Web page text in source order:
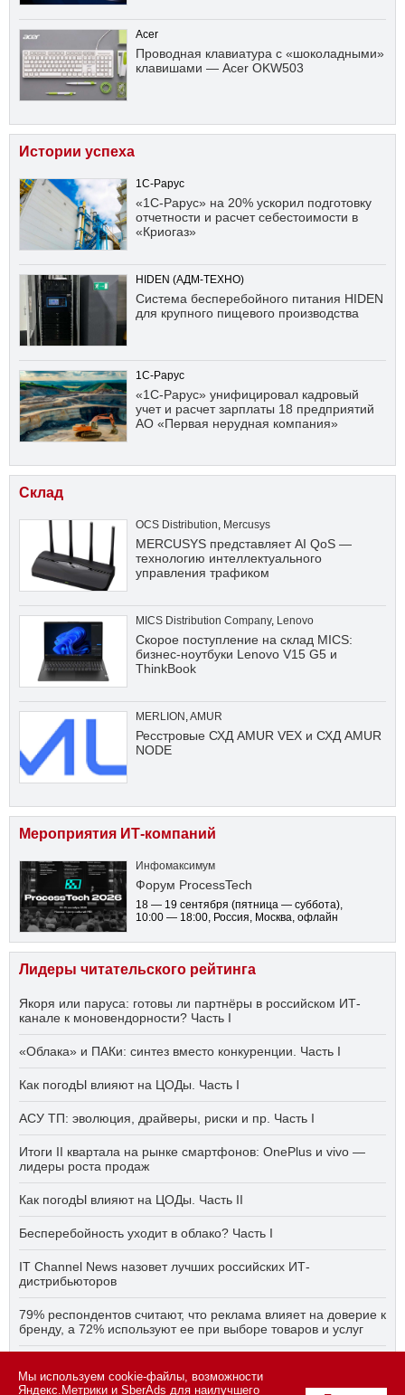
Acer
Проводная клавиатура с «шоколадными»
клавишами — Acer OKW503
Истории успеха
1С-Рарус
«1С-Рарус» на 20% ускорил подготовку
отчетности и расчет себестоимости в
«Криогаз»
HIDEN (АДМ-ТЕХНО)
Система бесперебойного питания HIDEN
для крупного пищевого производства
1С-Рарус
«1С-Рарус» унифицировал кадровый
учет и расчет зарплаты 18 предприятий
АО «Первая нерудная компания»
Склад
OCS Distribution, Mercusys
MERCUSYS представляет AI QoS —
технологию интеллектуального
управления трафиком
MICS Distribution Company, Lenovo
Скорое поступление на склад MICS:
бизнес-ноутбуки Lenovo V15 G5 и
ThinkBook
MERLION ,AMUR
Ресстровые СХД AMUR VEX и СХД AMUR
NODE
Мероприятия ИТ-компаний
Инфомаксимум
Форум ProcessTech
18 — 19 сентября (пятница — суббота),
10:00 — 18:00, Россия, Москва, офлайн
Лидеры читательского рейтинга
Якоря или паруса: готовы ли партнёры в российском ИТ-
канале к моновендорности? Часть I
«Облака» и ПАКи: синтез вместо конкуренции. Часть I
Как погодЫ влияют на ЦОДы. Часть I
АСУ ТП: эволюция, драйверы, риски и пр. Часть I
Итоги II квартала на рынке смартфонов: OnePlus и vivo —
лидеры роста продаж
Как погодЫ влияют на ЦОДы. Часть II
Бесперебойность уходит в облако? Часть I
IT Channel News назовет лучших российских ИТ-
дистрибьюторов
79% респондентов считают, что реклама влияет на доверие к
бренду, а 72% используют ее при выборе товаров и услуг
ПО нужно всё сразу? Часть I
Мы используем cookie-файлы, возможности
Яндекс.Метрики и SberAds для наилучшего